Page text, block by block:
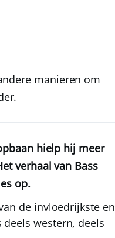
manieren om
hielp hij meer
verhaal van Bass
op.
de invloedrijkste en
western, deels